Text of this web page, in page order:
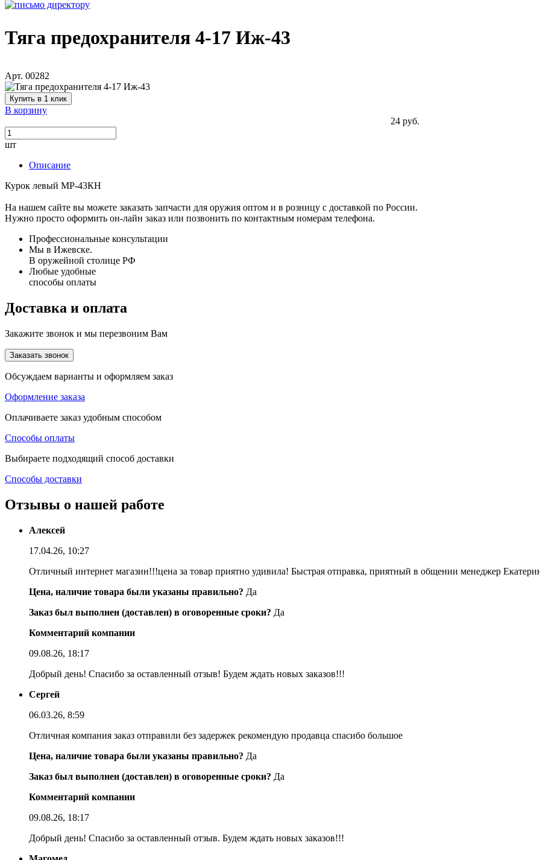
Тяга предохранителя 4-17 Иж-43
Арт. 00282
Купить в 1 клик
В корзину
24 руб.
шт
Описание
Курок левый МР-43КН
На нашем сайте вы можете заказать запчасти для оружия оптом и в розницу с доставкой по России.
Нужно просто оформить он-лайн заказ или позвонить по контактным номерам телефона.
Профессиональные консультации
Мы в Ижевске.
В оружейной столице РФ
Любые удобные
способы оплаты
Доставка и оплата
Закажите звонок и мы перезвоним Вам
Заказать звонок
Обсуждаем варианты и оформляем заказ
Оформление заказа
Оплачиваете заказ удобным способом
Способы оплаты
Выбираете подходящий способ доставки
Способы доставки
Отзывы о нашей работе
Алексей
17.04.26, 10:27
Отличный интернет магазин!!!цена за товар приятно удивила! Быстрая отправка, приятный в общении менеджер
Цена, наличие товара были указаны правильно? Да
Заказ был выполнен (доставлен) в оговоренные сроки? Да
Комментарий компании
09.08.26, 18:17
Добрый день! Спасибо за оставленный отзыв! Будем ждать новых заказов!!!
Сергей
06.03.26, 8:59
Отличная компания заказ отправили без задержек рекомендую продавца спасибо большое
Цена, наличие товара были указаны правильно? Да
Заказ был выполнен (доставлен) в оговоренные сроки? Да
Комментарий компании
09.08.26, 18:17
Добрый день! Спасибо за оставленный отзыв. Будем ждать новых заказов!!!